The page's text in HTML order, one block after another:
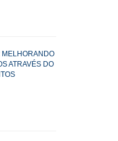
MELHORANDO
ATRAVÉS DO